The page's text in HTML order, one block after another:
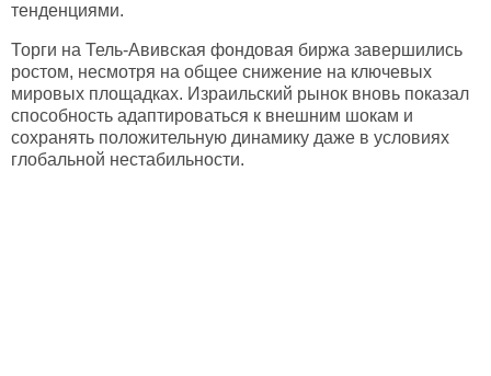
тенденциями.
Торги на Тель-Авивская фондовая биржа завершились
ростом, несмотря на общее снижение на ключевых
мировых площадках. Израильский рынок вновь показал
способность адаптироваться к внешним шокам и
сохранять положительную динамику даже в условиях
глобальной нестабильности.